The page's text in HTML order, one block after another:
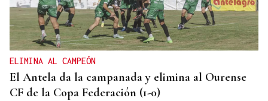
ELIMINA AL CAMPEÓN
El Antela da la campanada y elimina al Ourense
CF de la Copa Federación (1-0)